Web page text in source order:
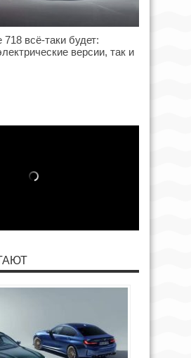
всё-таки будет:
версии, так и